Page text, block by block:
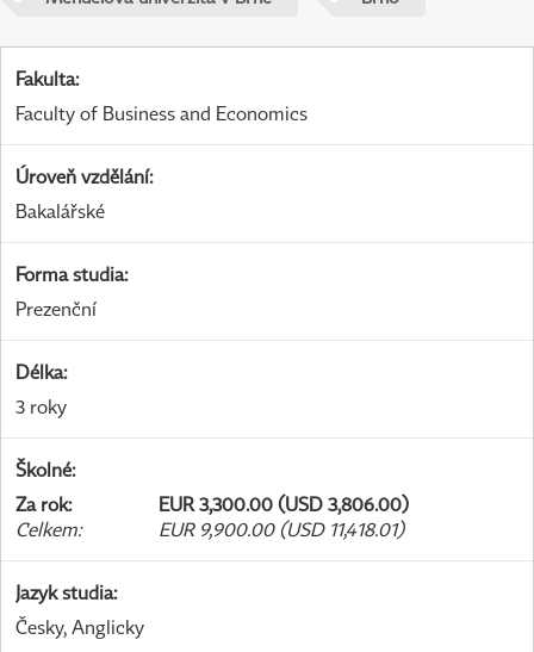
Fakulta:
Faculty of Business and Economics
Úroveň vzdělání:
Bakalářské
Forma studia:
Prezenční
Délka:
3 roky
Školné:
Za rok:
EUR 3,300.00 (USD 3,806.00)
Celkem: EUR 9,900.00 (USD 11,418.01)
Jazyk studia:
Česky, Anglicky